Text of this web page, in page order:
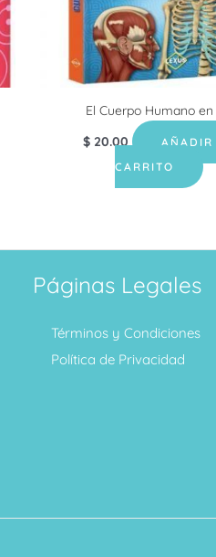
El Cuerpo Humano en
$20.00
AÑADIR
CARRITO
Páginas Legales
Términos y Condiciones
Política de Privacidad